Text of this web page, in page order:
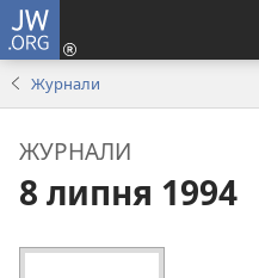
JW.ORG
Журнали
ЖУРНАЛИ
8 липня 1994